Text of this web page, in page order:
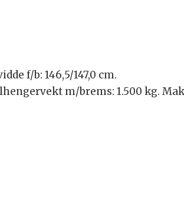
f/b: 146,5/147,0 cm.
m/brems: 1.500 kg.